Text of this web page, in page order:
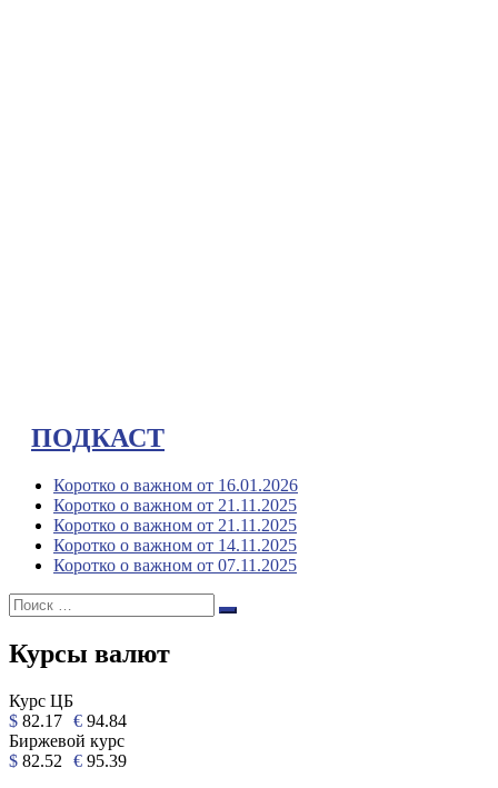
ПОДКАСТ
Коротко о важном от 16.01.2026
Коротко о важном от 21.11.2025
Коротко о важном от 21.11.2025
Коротко о важном от 14.11.2025
Коротко о важном от 07.11.2025
Поиск:
Поиск
Курсы валют
Курс ЦБ
$ 82.17 € 94.84
Биржевой курс
$ 82.52 € 95.39